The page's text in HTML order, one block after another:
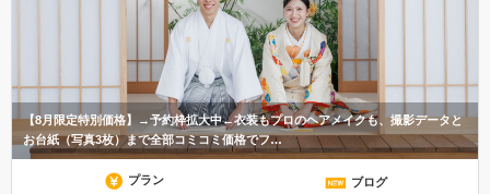
【8月限定特別価格】→予約枠拡大中←衣装もプロのヘアメイクも、撮影データと
お台紙（写真3枚）まで全部コミコミ価格でフ…
プラン ブログ